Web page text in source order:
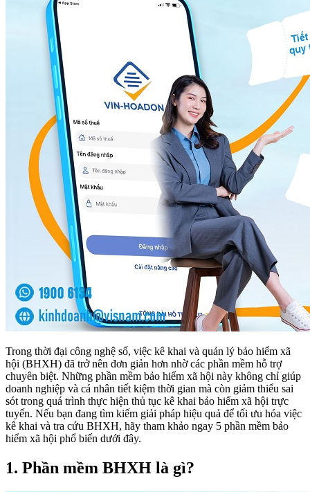
Trong thời đại công nghệ số, việc kê khai và quản lý bảo hiểm xã
hội (BHXH) đã trở nên đơn giản hơn nhờ các phần mềm hỗ trợ
chuyên biệt. Những phần mềm bảo hiểm xã hội này không chỉ giúp
doanh nghiệp và cá nhân tiết kiệm thời gian mà còn giảm thiểu sai
sót trong quá trình thực hiện thủ tục kê khai bảo hiểm xã hội trực
tuyến. Nếu bạn đang tìm kiếm giải pháp hiệu quả để tối ưu hóa việc
kê khai và tra cứu BHXH, hãy tham khảo ngay 5 phần mềm bảo
hiểm xã hội phổ biến dưới đây.
1. Phần mềm BHXH là gì?